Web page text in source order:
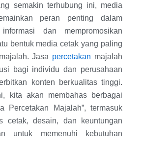
semakin terhubung ini, media
peran penting dalam
informasi dan mempromosikan
bentuk media cetak yang paling
Jasa percetakan majalah
bagi individu dan perusahaan
konten berkualitas tinggi.
kita akan membahas berbagai
Percetakan Majalah”, termasuk
cetak, desain, dan keuntungan
untuk memenuhi kebutuhan